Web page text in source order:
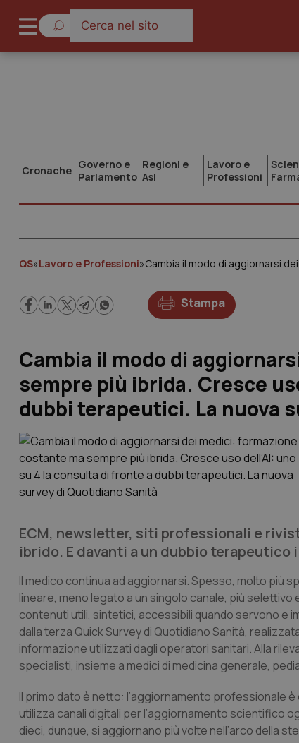
Cronache Governo e
Parlamento
Regioni e
Asl
Lavoro e
Professioni
QS»Lavoro e Professioni»
Stampa
Cambia il modo di
sempre più ibrida. Cresce
dubbi terapeutici. La nuova
ECM, newsletter, siti professionali e
ibrido. E davanti a un dubbio
Il medico continua ad aggiornarsi. Spesso, molto più
lineare, meno legato a un singolo canale, più
contenuti utili, sintetici, accessibili quando servono e
dalla terza Quick Survey di Quotidiano Sanità,
informazione utilizzati dagli operatori sanitari. Alla
specialisti, insieme a medici di medicina generale,
Il primo dato è netto: l’aggiornamento professionale
utilizza canali digitali per l’aggiornamento scientifico
dieci, dunque, si aggiornano più volte nell’arco della